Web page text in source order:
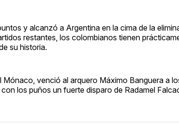
y alcanzó a Argentina en la cima de la
restantes, los colombianos tienen
su historia.
Mónaco, venció al arquero Máximo Banguera a
los puños un fuerte disparo de Radamel